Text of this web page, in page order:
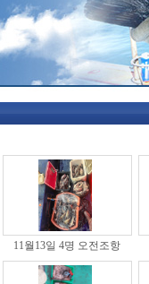
11월13일 4명 오전조항